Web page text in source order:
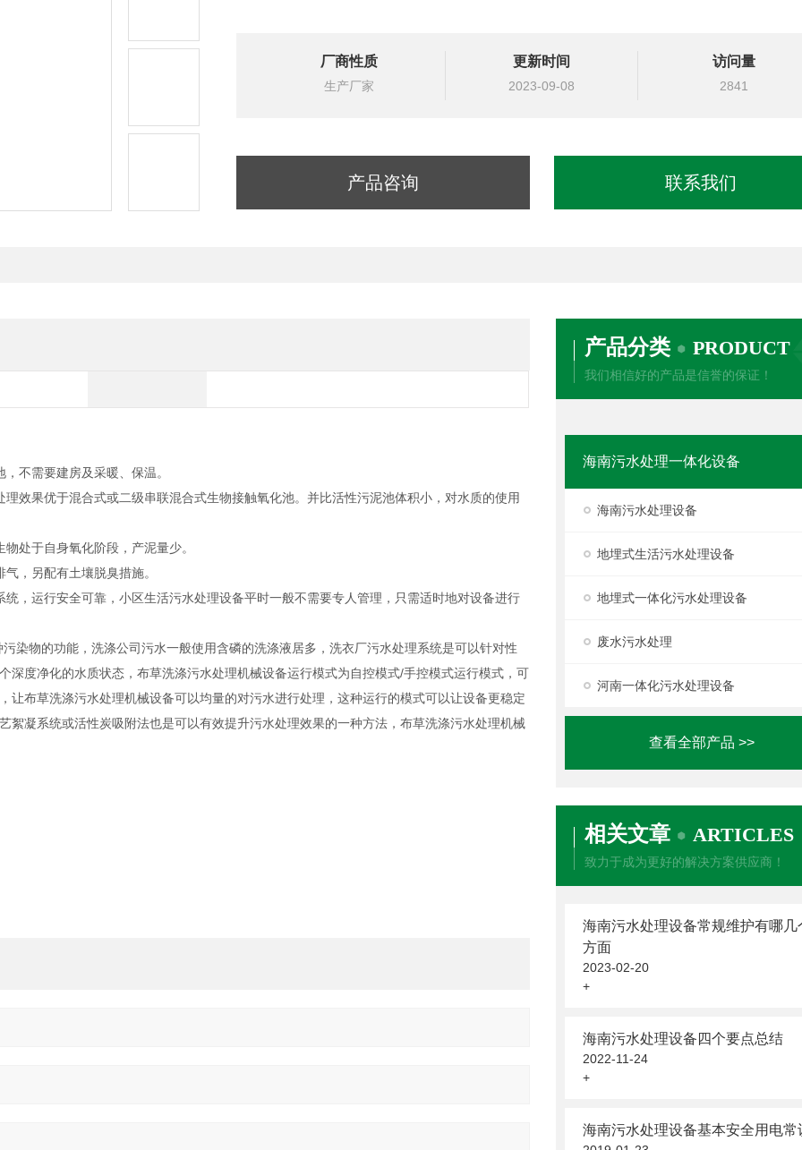
厂商性质
生产厂家
更新时间
2023-09-08
访问量
2841
产品咨询 联系我们
产品分类 PRODUCT
我们相信好的产品是信誉的保证！
海南污水处理一体化设备
海南污水处理设备
地埋式生活污水处理设备
地埋式一体化污水处理设备
废水污水处理
河南一体化污水处理设备
查看全部产品 >>
相关文章 ARTICLES
致力于成为更好的解决方案供应商！
海南污水处理设备常规维护有哪几
方面
2023-02-20
+
海南污水处理设备四个要点总结
2022-11-24
+
海南污水处理设备基本安全用电常
不需要建房及采暖、保温。
效果优于混合式或二级串联混合式生物接触氧化池。并比活性污泥池体积小，对水质的使用
处于自身氧化阶段，产泥量少。
，另配有土壤脱臭措施。
，运行安全可靠，小区生活污水处理设备平时一般不需要专人管理，只需适时地对设备进行
染物的功能，洗涤公司污水一般使用含磷的洗涤液居多，洗衣厂污水处理系统是可以针对性
深度净化的水质状态，布草洗涤污水处理机械设备运行模式为自控模式/手控模式运行模式，可
让布草洗涤污水处理机械设备可以均量的对污水进行处理，这种运行的模式可以让设备更稳定
絮凝系统或活性炭吸附法也是可以有效提升污水处理效果的一种方法，布草洗涤污水处理机械